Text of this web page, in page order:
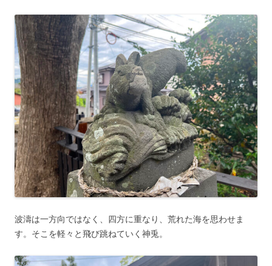
波濤は一方向ではなく、四方に重なり、荒れた海を思わせま
す。そこを軽々と飛び跳ねていく神兎。